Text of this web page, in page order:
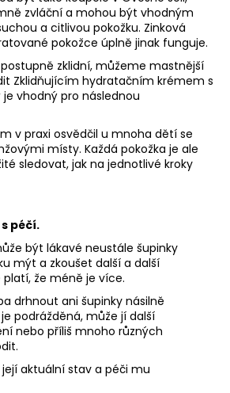
zvláční a mohou být vhodným
a citlivou pokožku. Zinková
pokožce úplně jinak funguje.
zklidní, můžeme mastnější
Zklidňujícím hydratačním krémem s
je vhodný pro následnou
v praxi osvědčil u mnoha dětí se
místy. Každá pokožka je ale
sledovat, jak na jednotlivé kroky
péčí.
být lákavé neustále šupinky
mýt a zkoušet další a další
že méně je více.
drhnout ani šupinky násilně
podrážděná, může jí další
nebo příliš mnoho různých
aktuální stav a péči mu